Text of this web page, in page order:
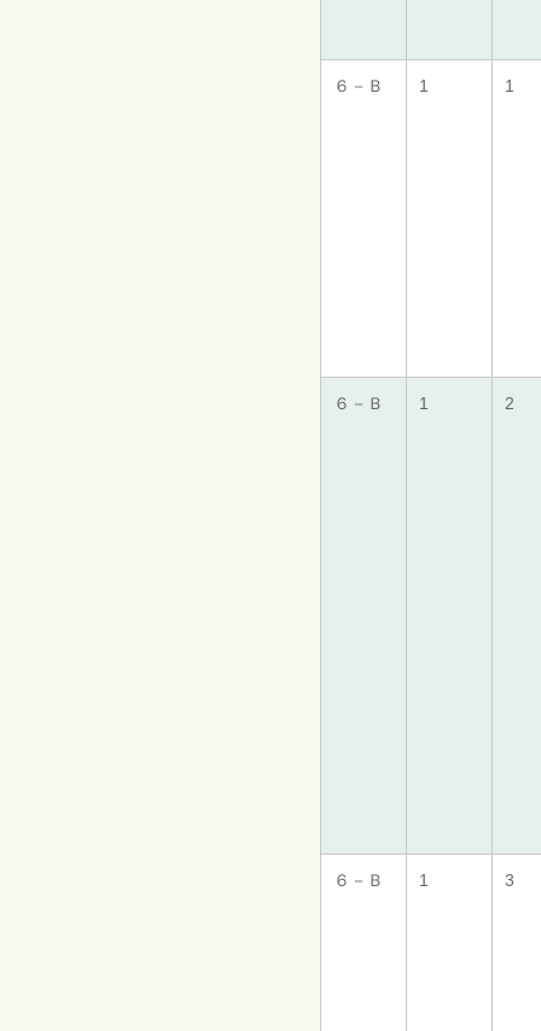
６－Ｂ 1 1
６－Ｂ 1 2
６－Ｂ 1 3